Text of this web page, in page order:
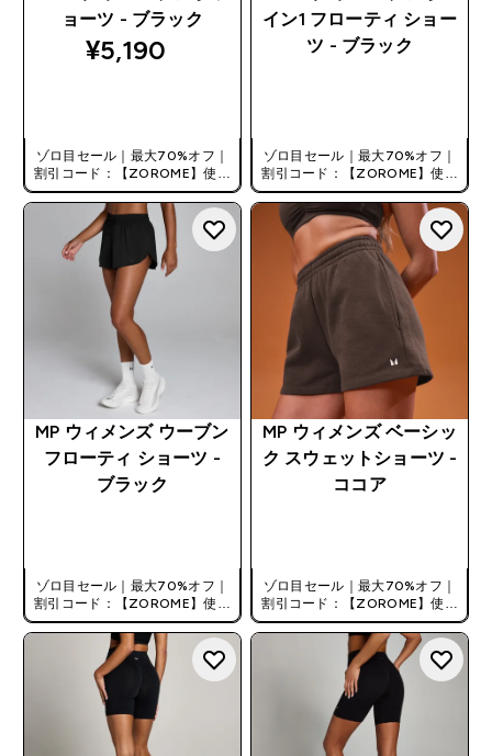
ョーツ - ブラック
¥5,190‎
ゾロ目セール｜最大70%オフ｜
割引コード：【ZOROME】使用
で追加10%オフ！
イン1 フローティ ショー
ツ - ブラック
ゾロ目セール｜最大70%オフ｜
割引コード：【ZOROME】使用
で追加10%オフ！
MP ウィメンズ ウーブン
フローティ ショーツ -
ブラック
ゾロ目セール｜最大70%オフ｜
割引コード：【ZOROME】使用
で追加10%オフ！
MP ウィメンズ ベーシッ
ク スウェットショーツ -
ココア
ゾロ目セール｜最大70%オフ｜
割引コード：【ZOROME】使用
で追加10%オフ！